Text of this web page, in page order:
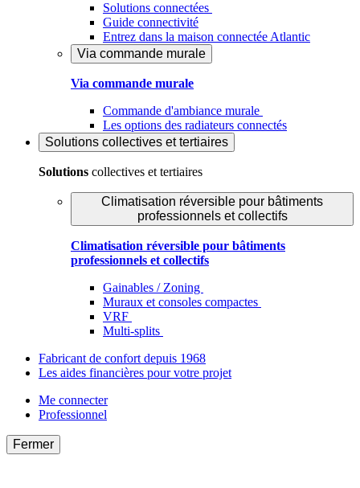
Solutions connectées
Guide connectivité
Entrez dans la maison connectée Atlantic
Via commande murale
Via commande murale
Commande d'ambiance murale
Les options des radiateurs connectés
Solutions collectives et tertiaires
Solutions collectives et tertiaires
Climatisation réversible pour bâtiments
professionnels et collectifs
Climatisation réversible pour bâtiments
professionnels et collectifs
Gainables / Zoning
Muraux et consoles compactes
VRF
Multi-splits
Fabricant de confort depuis 1968
Les aides financières pour votre projet
Me connecter
Professionnel
Fermer